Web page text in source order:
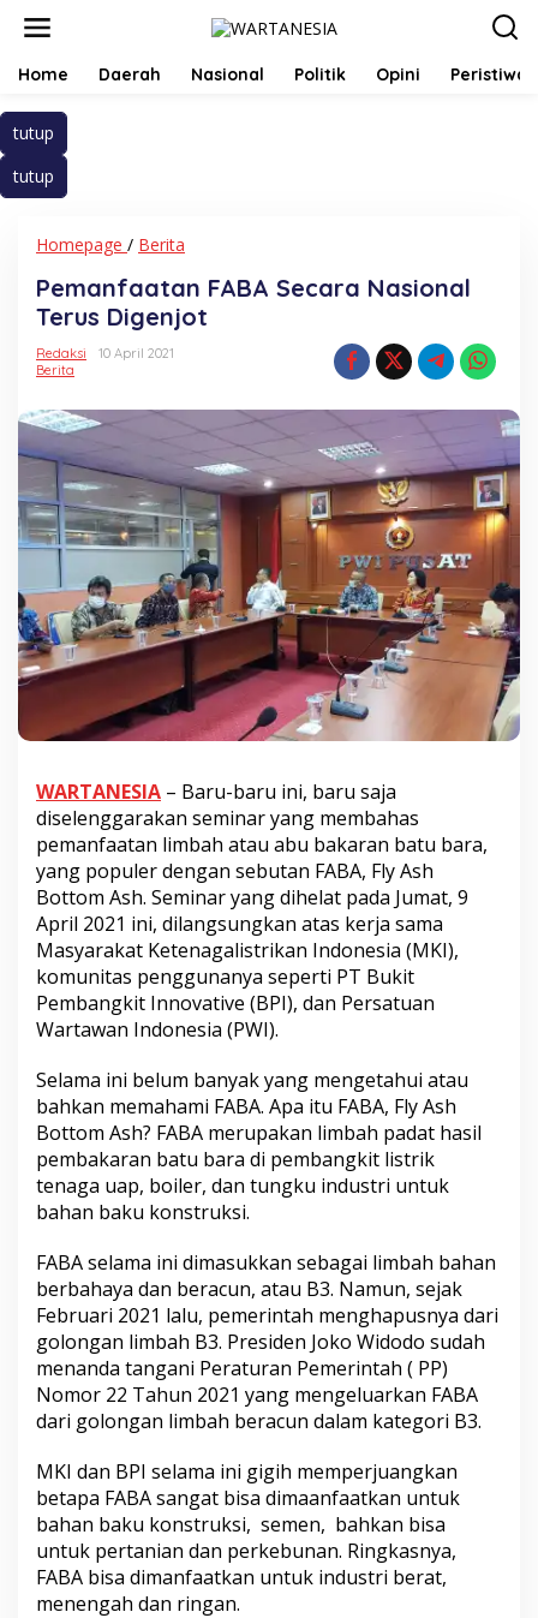
Home Daerah Nasional Politik Opini Peristiwa
tutup
tutup
Homepage / Berita
Secara
Nasional
Terus
Pemanfaatan FABA Secara Nasional
Terus Digenjot
Redaksi
10 April 2021
Berita
WARTANESIA – Baru-baru ini, baru saja
diselenggarakan seminar yang membahas
pemanfaatan limbah atau abu bakaran batu bara,
yang populer dengan sebutan FABA, Fly Ash
Bottom Ash. Seminar yang dihelat pada Jumat, 9
April 2021 ini, dilangsungkan atas kerja sama
Masyarakat Ketenagalistrikan Indonesia (MKI),
komunitas penggunanya seperti PT Bukit
Pembangkit Innovative (BPI), dan Persatuan
Wartawan Indonesia (PWI).
Selama ini belum banyak yang mengetahui atau
bahkan memahami FABA. Apa itu FABA, Fly Ash
Bottom Ash? FABA merupakan limbah padat hasil
pembakaran batu bara di pembangkit listrik
tenaga uap, boiler, dan tungku industri untuk
bahan baku konstruksi.
FABA selama ini dimasukkan sebagai limbah bahan
berbahaya dan beracun, atau B3. Namun, sejak
Februari 2021 lalu, pemerintah menghapusnya dari
golongan limbah B3. Presiden Joko Widodo sudah
menanda tangani Peraturan Pemerintah ( PP)
Nomor 22 Tahun 2021 yang mengeluarkan FABA
dari golongan limbah beracun dalam kategori B3.
MKI dan BPI selama ini gigih memperjuangkan
betapa FABA sangat bisa dimaanfaatkan untuk
bahan baku konstruksi, semen, bahkan bisa
untuk pertanian dan perkebunan. Ringkasnya,
FABA bisa dimanfaatkan untuk industri berat,
menengah dan ringan.